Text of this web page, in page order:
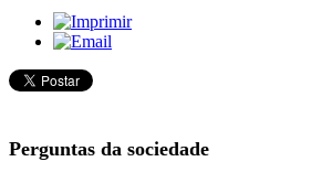
Perguntas da sociedade